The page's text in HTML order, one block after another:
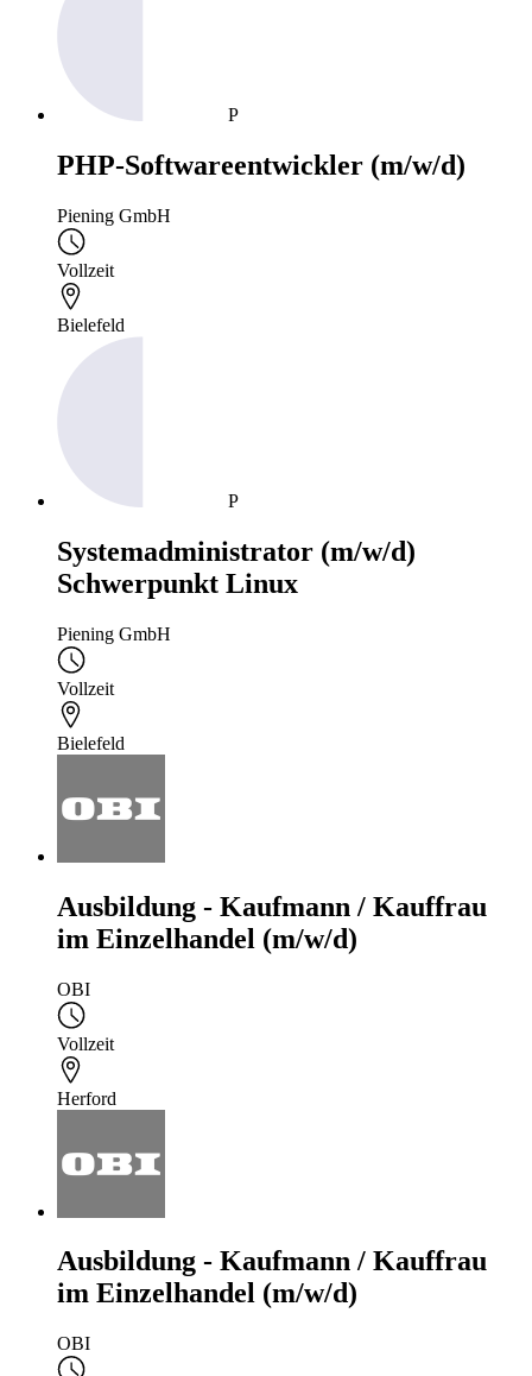
P
PHP-Softwareentwickler (m/w/d)
Piening GmbH
Vollzeit
Bielefeld
P
Systemadministrator (m/w/d)
Schwerpunkt Linux
Piening GmbH
Vollzeit
Bielefeld
Ausbildung - Kaufmann / Kauffrau
im Einzelhandel (m/w/d)
OBI
Vollzeit
Herford
Ausbildung - Kaufmann / Kauffrau
im Einzelhandel (m/w/d)
OBI